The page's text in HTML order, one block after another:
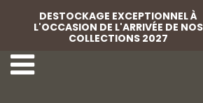
59-Rembo Styling
DESTOCKAGE EXCEPTIONNEL À
L'OCCASION DE L'ARRIVÉE DE NOS
COLLECTIONS 2027